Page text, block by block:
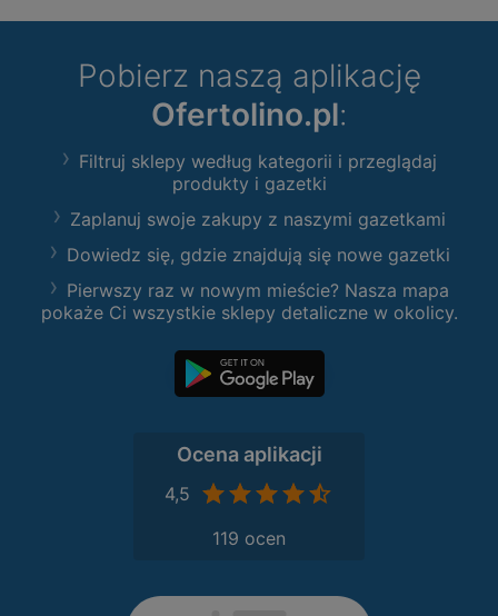
Pobierz naszą aplikację
Ofertolino.pl:
Filtruj sklepy według kategorii i przeglądaj
produkty i gazetki
Zaplanuj swoje zakupy z naszymi gazetkami
Dowiedz się, gdzie znajdują się nowe gazetki
Pierwszy raz w nowym mieście? Nasza mapa
pokaże Ci wszystkie sklepy detaliczne w okolicy.
Ocena aplikacji
4,5
119 ocen